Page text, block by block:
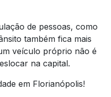
de pessoas, como
também fica mais
veículo próprio não é
na capital.
em Florianópolis!